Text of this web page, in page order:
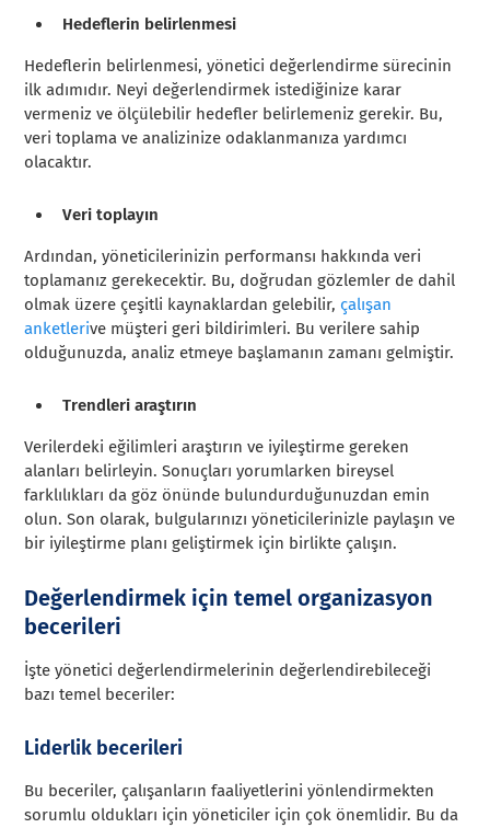
Hedeflerin belirlenmesi
Hedeflerin belirlenmesi, yönetici değerlendirme sürecinin
ilk adımıdır. Neyi değerlendirmek istediğinize karar
vermeniz ve ölçülebilir hedefler belirlemeniz gerekir. Bu,
veri toplama ve analizinize odaklanmanıza yardımcı
olacaktır.
Veri toplayın
Ardından, yöneticilerinizin performansı hakkında veri
toplamanız gerekecektir. Bu, doğrudan gözlemler de dahil
olmak üzere çeşitli kaynaklardan gelebilir, çalışan
anketlerive müşteri geri bildirimleri. Bu verilere sahip
olduğunuzda, analiz etmeye başlamanın zamanı gelmiştir.
Trendleri araştırın
Verilerdeki eğilimleri araştırın ve iyileştirme gereken
alanları belirleyin. Sonuçları yorumlarken bireysel
farklılıkları da göz önünde bulundurduğunuzdan emin
olun. Son olarak, bulgularınızı yöneticilerinizle paylaşın ve
bir iyileştirme planı geliştirmek için birlikte çalışın.
Değerlendirmek için temel organizasyon
becerileri
İşte yönetici değerlendirmelerinin değerlendirebileceği
bazı temel beceriler:
Liderlik becerileri
Bu beceriler, çalışanların faaliyetlerini yönlendirmekten
sorumlu oldukları için yöneticiler için çok önemlidir. Bu da